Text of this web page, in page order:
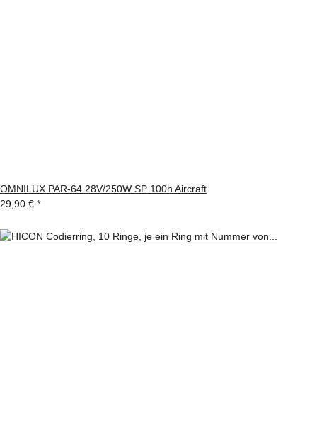
OMNILUX PAR-64 28V/250W SP 100h Aircraft
29,90 € *